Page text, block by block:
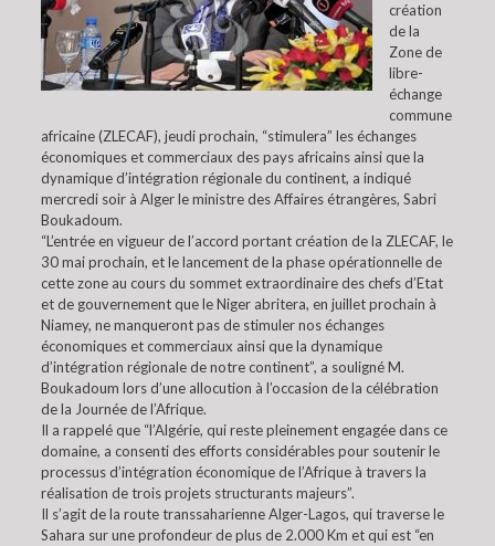
création
de la
Zone de
libre-
échange
commune
africaine (ZLECAF), jeudi prochain, “stimulera” les échanges
économiques et commerciaux des pays africains ainsi que la
dynamique d’intégration régionale du continent, a indiqué
mercredi soir à Alger le ministre des Affaires étrangères, Sabri
Boukadoum.
“L’entrée en vigueur de l’accord portant création de la ZLECAF, le
30 mai prochain, et le lancement de la phase opérationnelle de
cette zone au cours du sommet extraordinaire des chefs d’Etat
et de gouvernement que le Niger abritera, en juillet prochain à
Niamey, ne manqueront pas de stimuler nos échanges
économiques et commerciaux ainsi que la dynamique
d’intégration régionale de notre continent”, a souligné M.
Boukadoum lors d’une allocution à l’occasion de la célébration
de la Journée de l’Afrique.
Il a rappelé que “l’Algérie, qui reste pleinement engagée dans ce
domaine, a consenti des efforts considérables pour soutenir le
processus d’intégration économique de l’Afrique à travers la
réalisation de trois projets structurants majeurs”.
Il s’agit de la route transsaharienne Alger-Lagos, qui traverse le
Sahara sur une profondeur de plus de 2.000 Km et qui est “en